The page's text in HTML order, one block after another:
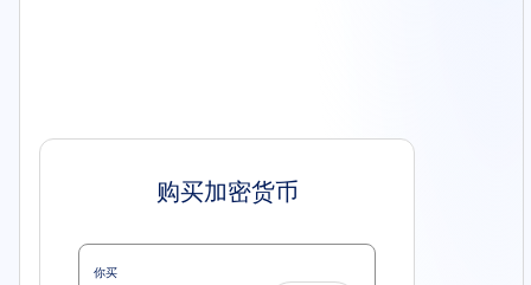
购买加密货币
你买